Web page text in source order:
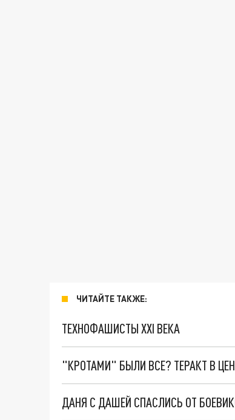
ЧИТАЙТЕ ТАКЖЕ:
ТЕХНОФАШИСТЫ XXI ВЕКА
"КРОТАМИ" БЫЛИ ВСЕ? ТЕРАКТ В
ДАНЯ С ДАШЕЙ СПАСЛИСЬ ОТ